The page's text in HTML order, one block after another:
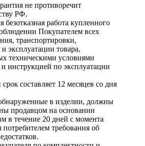
не противоречит
РФ.
безотказная работа купленного
Покупателем всех
транспортировки,
эксплуатации товара,
техническими условиями
и инструкцией по эксплуатации
составляет 12 месяцев со дня
в изделии, должны
продавцом на основании
в течение 20 дней с момента
потребителем требования об